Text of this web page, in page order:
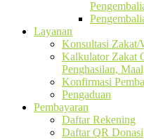
Layanan
Konsultasi Zakat/
Kalkulator Zakat
Penghasilan,
Konfirmasi
Pengaduan
Pembayaran
Daftar Rekening
Daftar QR Donasi